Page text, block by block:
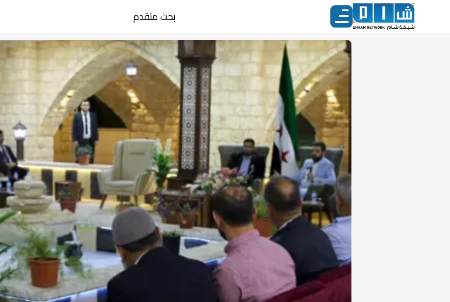
بحث متقدم